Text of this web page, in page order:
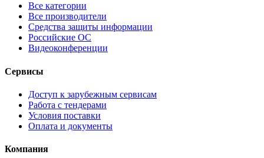
Все категории
Все производители
Средства защиты информации
Российские ОС
Видеоконференции
Сервисы
Доступ к зарубежным сервисам
Работа с тендерами
Условия поставки
Оплата и документы
Компания